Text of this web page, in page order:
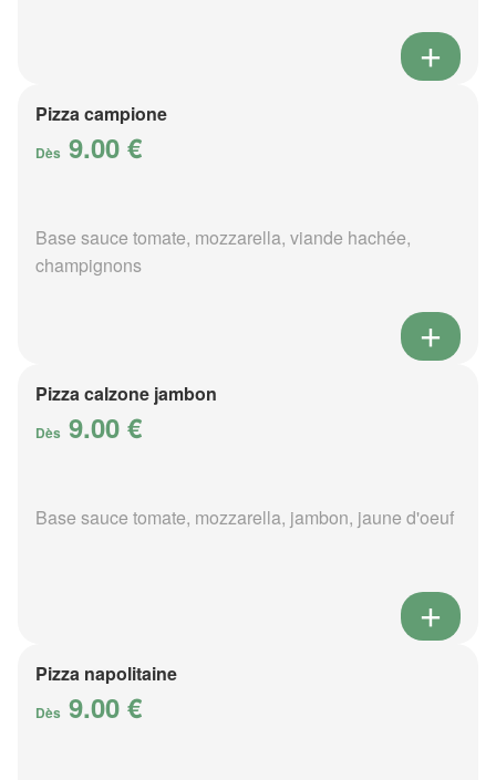
Pizza campione
Dès 9.00 €
Base sauce tomate, mozzarella, viande hachée,
champignons
Pizza calzone jambon
Dès 9.00 €
Base sauce tomate, mozzarella, jambon, jaune d'oeuf
Pizza napolitaine
Dès 9.00 €